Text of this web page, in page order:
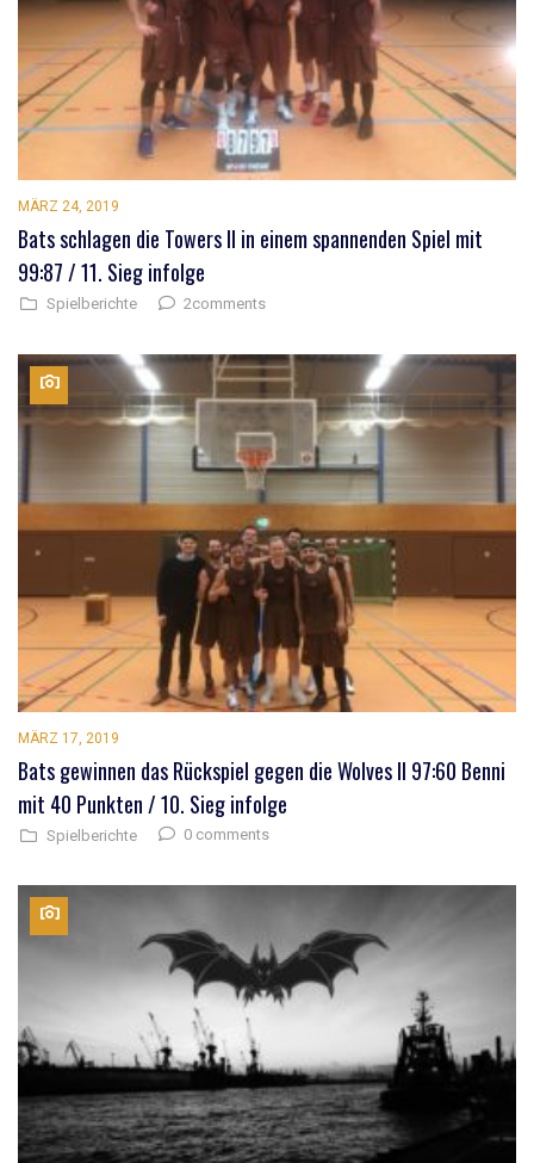
MÄRZ 24, 2019
Bats schlagen die Towers II in einem spannenden Spiel mit
99:87 / 11. Sieg infolge
Spielberichte 2comments
MÄRZ 17, 2019
Bats gewinnen das Rückspiel gegen die Wolves II 97:60 Benni
mit 40 Punkten / 10. Sieg infolge
Spielberichte 0 comments